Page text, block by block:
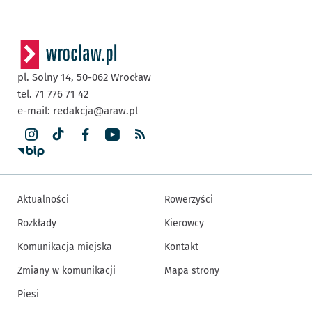
pl. Solny 14, 50-062 Wrocław
tel. 71 776 71 42
e-mail: redakcja@araw.pl
Aktualności
Rozkłady
Komunikacja miejska
Zmiany w komunikacji
Piesi
Rowerzyści
Kierowcy
Kontakt
Mapa strony